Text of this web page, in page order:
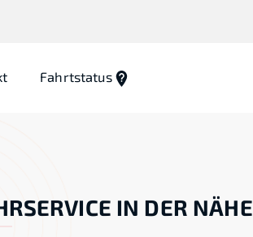
Fahrtstatus
IN DER NÄHE